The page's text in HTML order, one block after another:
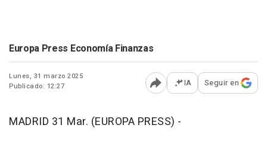
Europa Press Economía Finanzas
Lunes, 31 marzo 2025
Publicado: 12:27
Abrir opciones para
IA Seguir en
MADRID 31 Mar. (EUROPA PRESS) -